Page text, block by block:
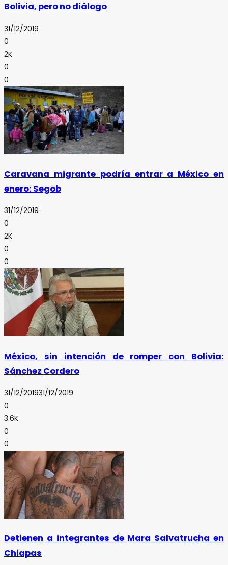
Bolivia, pero no diálogo
31/12/2019
0
2K
0
0
Caravana migrante podría entrar a México en
enero: Segob
31/12/2019
0
2K
0
0
México, sin intención de romper con Bolivia:
Sánchez Cordero
31/12/201931/12/2019
0
3.6K
0
0
Detienen a integrantes de Mara Salvatrucha en
Chiapas